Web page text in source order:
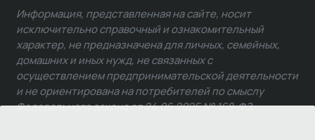
Информация, представленная на сайте, носит
исключительно справочный и ознакомительный
характер, не предназначена для личных, семейных,
домашних и иных нужд, не связанных с
осуществлением предпринимательской деятельности
и не ориентирована на потребителей по смыслу
Федерального закона от 24.06.2025 № 168-ФЗ.